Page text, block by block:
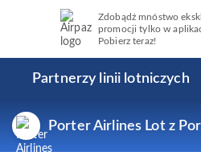
Zdobądź mnóstwo
promocji tylko w
Pobierz teraz!
Partnerzy linii lotniczych
Porter Airlines Lot z